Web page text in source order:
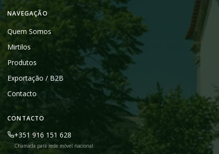
NAVEGAÇÃO
Quem Somos
Mirtilos
Produtos
Exportação / B2B
Contacto
CONTACTO
+351 916 151 628
Chamada para rede móvel nacional